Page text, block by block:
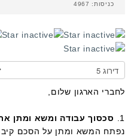
כניסות: 4967
נ
א
ר
לחברי הארגון שלום,
1. סכסוך עבודה ומשא ומתן
נפתח המשא ומתן על הסכם